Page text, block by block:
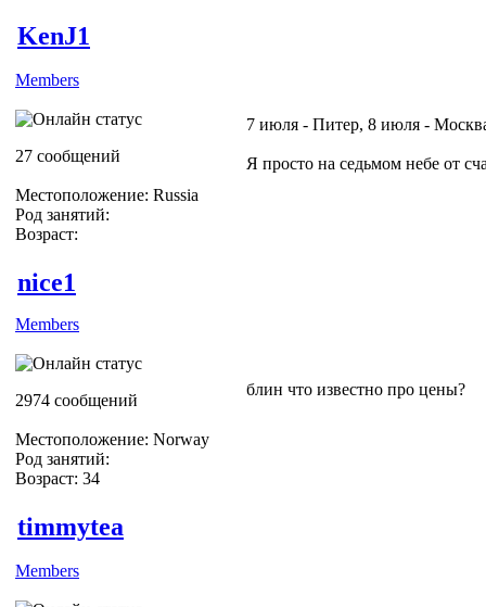
KenJ1
Members
27 сообщений
Местоположение: Russia
Род занятий:
Возраст:
7 июля - Питер, 8 июля -
Я просто на седьмом небе от
nice1
Members
2974 сообщений
Местоположение: Norway
Род занятий:
Возраст: 34
блин что известно про цены?
timmytea
Members